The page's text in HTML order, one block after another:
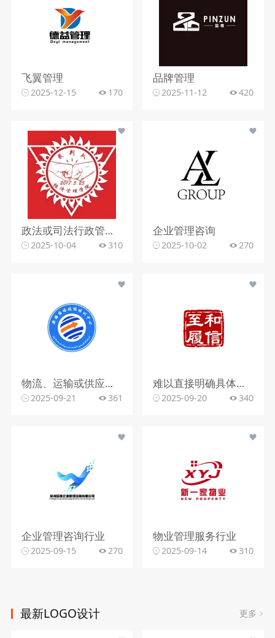
飞翼管理
2025-12-15 170
品牌管理
2025-11-12 420
政法或司法行政管理行业
2025-10-04 310
企业管理咨询
2025-10-02 270
物流、运输或供应链管理行业
2025-09-21 361
难以直接明确具体行业，可能涉及传统商业、文化服务、信用管理等
2025-09-20 340
企业管理咨询行业
2025-09-15 270
物业管理服务行业
2025-09-14 310
最新LOGO设计 更多